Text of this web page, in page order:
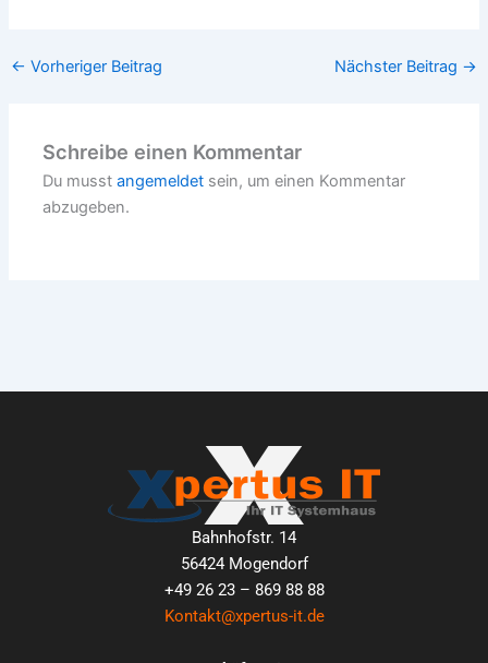
← Vorheriger Beitrag Nächster Beitrag →
Schreibe einen Kommentar
Du musstangemeldet sein, um einen Kommentar
abzugeben.
Bahnhofstr. 14
56424 Mogendorf
+49 26 23 – 869 88 88
Kontakt@xpertus-it.de